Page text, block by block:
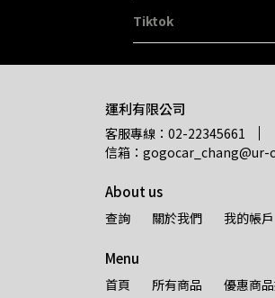
Tiktok
運利有限公司
客服專線：02-22345661
信箱：gogocar_chang@ur-
About us
查詢 關於我們 我的帳戶
Menu
首頁 所有商品 優惠商